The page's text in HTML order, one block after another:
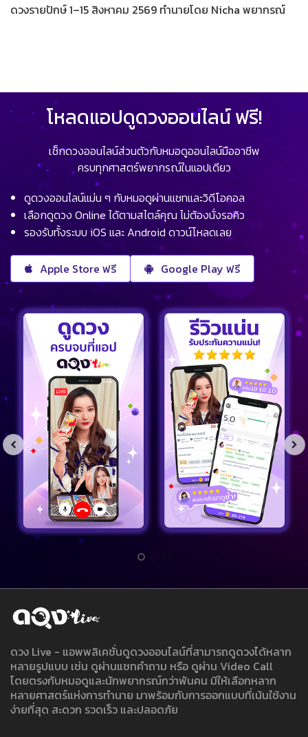
ดวงรายปักษ์ 1–15 สิงหาคม 2569 ทำนายโดย Nicha พยากรณ์
โหลดแอปดูดวงออนไลน์ ฟรี!
เช็กดวงออนไลน์ส่วนตัวกับหมอดูออนไลน์มืออาชีพ
ครบทุกศาสตร์พยากรณ์ในแอปเดียว
ดูดวงออนไลน์แม่น ๆ กับหมอดูผ่านแชทและวิดีโอคอล
เลือกดูดวง Online ได้ตามสไตล์คุณ ไม่ต้องนั่งรอคิว
รองรับทั้งระบบ iOS และ Android ดาวน์โหลดเลย
Apple Store ฟรี Google Play ฟรี
ดวง Live - แอพพลิเคชั่นดูดวงออนไลน์ที่สามารถดูดวงได้หลาก
หลายรูปแบบ เช่น ดูผ่านแชทคำถาม หรือ ดูผ่าน Video Call
โดยตรงกับหมอดูและนักพยากรณ์กว่าพันคน มีให้เลือกหลาก
หลายศาสตร์แห่งการทำนาย มาพร้อมกับการออกแบบที่เน้นใช้งาน
ง่ายที่สุด สะดวก รวดเร็ว และปลอดภัย